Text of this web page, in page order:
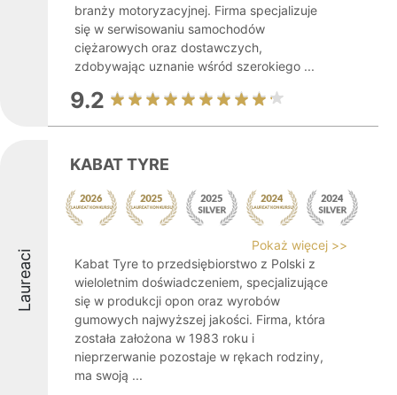
branży motoryzacyjnej. Firma specjalizuje
się w serwisowaniu samochodów
ciężarowych oraz dostawczych,
zdobywając uznanie wśród szerokiego ...
9.2
Laureaci
KABAT TYRE
Pokaż więcej >>
Kabat Tyre to przedsiębiorstwo z Polski z
wieloletnim doświadczeniem, specjalizujące
się w produkcji opon oraz wyrobów
gumowych najwyższej jakości. Firma, która
została założona w 1983 roku i
nieprzerwanie pozostaje w rękach rodziny,
ma swoją ...